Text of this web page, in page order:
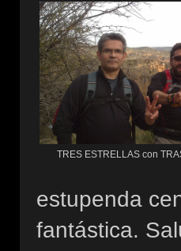
TRES ESTRELLAS con
estupenda
fantástica.